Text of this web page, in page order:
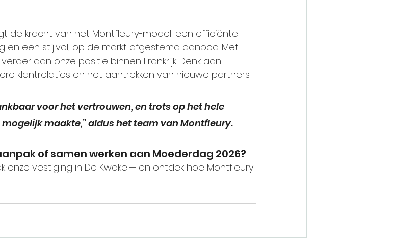
de kracht van het Montfleury-model: een efficiënte
en een stijlvol, op de markt afgestemd aanbod. Met
aan onze positie binnen Frankrijk. Denk aan
klantrelaties en het aantrekken van nieuwe partners
voor het vertrouwen, en trots op het hele
maakte,” aldus het team van Montfleury.
of samen werken aan Moederdag 2026?
vestiging in De Kwakel— en ontdek hoe Montfleury